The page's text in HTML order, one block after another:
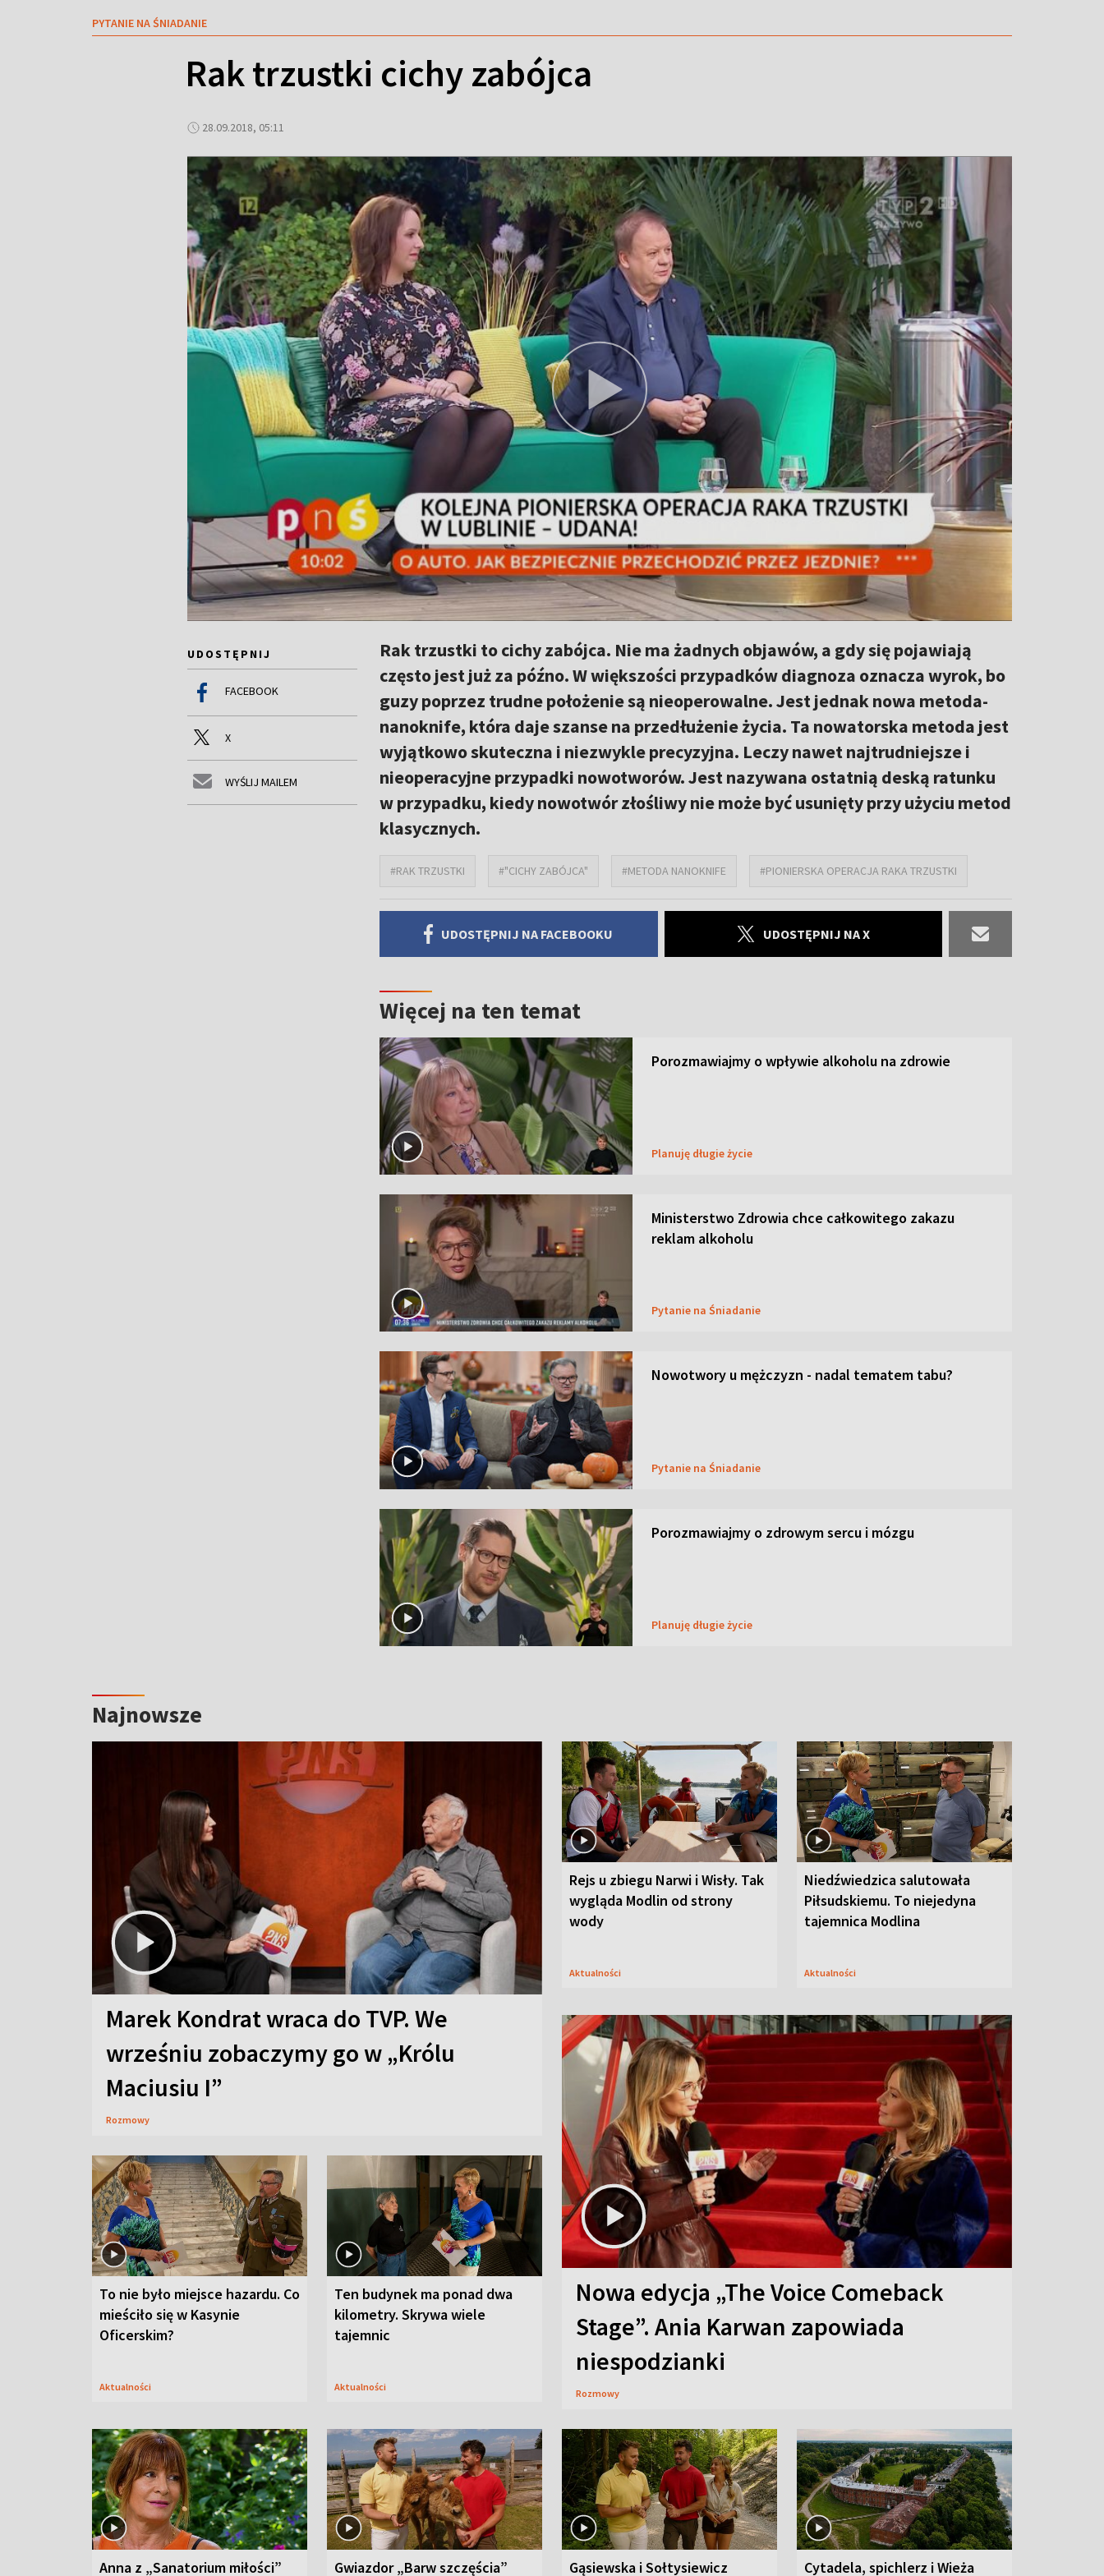
PYTANIE NA ŚNIADANIE
Rak trzustki cichy zabójca
28.09.2018, 05:11
UDOSTĘPNIJ
FACEBOOK
X
WYŚLIJ MAILEM
Rak trzustki to cichy zabójca. Nie ma żadnych objawów, a gdy się pojawiają
często jest już za późno. W większości przypadków diagnoza oznacza wyrok, bo
guzy poprzez trudne położenie są nieoperowalne. Jest jednak nowa metoda-
nanoknife, która daje szanse na przedłużenie życia. Ta nowatorska metoda jest
wyjątkowo skuteczna i niezwykle precyzyjna. Leczy nawet najtrudniejsze i
nieoperacyjne przypadki nowotworów. Jest nazywana ostatnią deską ratunku
w przypadku, kiedy nowotwór złośliwy nie może być usunięty przy użyciu metod
klasycznych.
#RAK TRZUSTKI #"CICHY ZABÓJCA" #METODA NANOKNIFE #PIONIERSKA OPERACJA RAKA TRZUSTKI
UDOSTĘPNIJ NA FACEBOOKU UDOSTĘPNIJ NA X
Więcej na ten temat
Porozmawiajmy o wpływie alkoholu na zdrowie
Planuję długie życie
Ministerstwo Zdrowia chce całkowitego zakazu
reklam alkoholu
Pytanie na Śniadanie
Nowotwory u mężczyzn - nadal tematem tabu?
Pytanie na Śniadanie
Porozmawiajmy o zdrowym sercu i mózgu
Planuję długie życie
Najnowsze
Marek Kondrat wraca do TVP. We
wrześniu zobaczymy go w „Królu
Maciusiu I”
Rozmowy
Rejs u zbiegu Narwi i Wisły. Tak
wygląda Modlin od strony
wody
Aktualności
Niedźwiedzica salutowała
Piłsudskiemu. To niejedyna
tajemnica Modlina
Aktualności
To nie było miejsce hazardu. Co
mieściło się w Kasynie
Oficerskim?
Aktualności
Ten budynek ma ponad dwa
kilometry. Skrywa wiele
tajemnic
Aktualności
Nowa edycja „The Voice Comeback
Stage”. Ania Karwan zapowiada
niespodzianki
Rozmowy
Anna z „Sanatorium miłości” Gwiazdor „Barw szczęścia” Gąsiewska i Sołtysiewicz Cytadela, spichlerz i Wieża